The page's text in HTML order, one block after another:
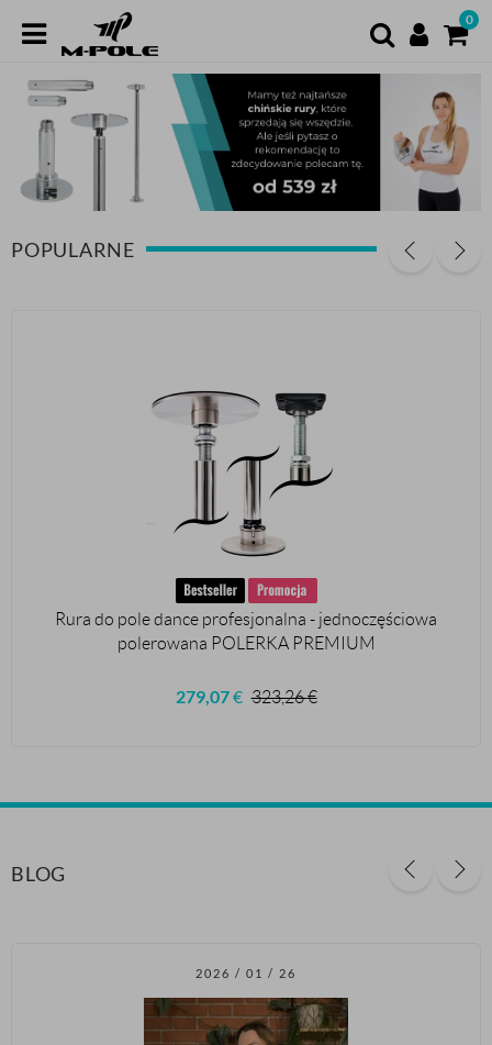
0
POPULARNE
Rura do pole dance profesjonalna - jednoczęściowa
polerowana POLERKA PREMIUM
279,07€ 323,26€
BLOG
2026 / 01 / 26